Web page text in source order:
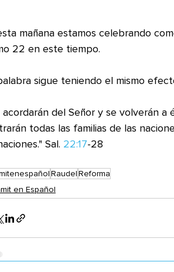
mañana estamos celebrando
22 en este tiempo.
sigue teniendo el mismo
todas las familias de las
Sal. 22:17-28
RaudelReforma
en Español